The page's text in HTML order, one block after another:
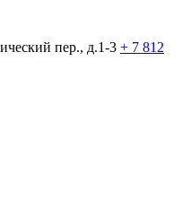
пер., д.1-3 + 7 812